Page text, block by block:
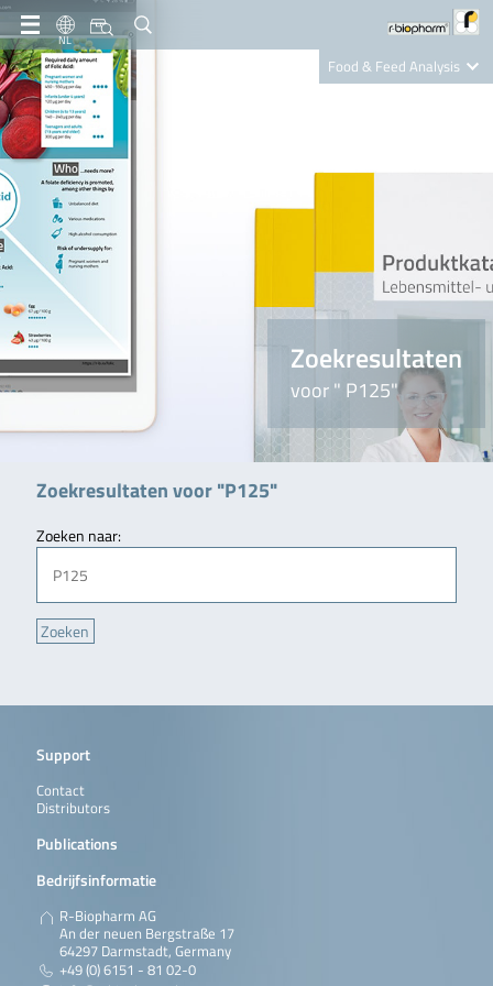
NL
Food & Feed Analysis
Nutrition Care
Zoekresultaten
voor " P125"
Zoekresultaten voor "P125"
Zoeken naar:
Support
Contact
Distributors
Publications
Bedrijfsinformatie
R-Biopharm AG
An der neuen Bergstraße 17
64297 Darmstadt, Germany
+49 (0) 6151 - 81 02-0